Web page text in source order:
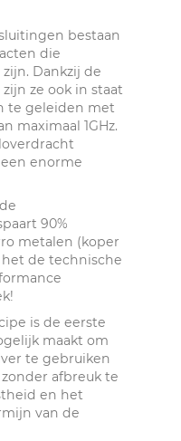
bestaan
die
Dankzij de
ze ook in staat
te geleiden met
maximaal 1GHz.
enorme
90%
metalen (koper
de technische
is de eerste
maakt om
te gebruiken
afbreuk te
en het
van de